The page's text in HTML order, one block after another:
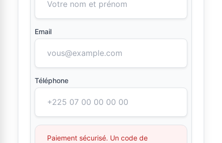
Email
Téléphone
Paiement sécurisé. Un code de